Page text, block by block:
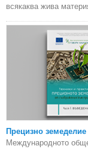
всякаква жива
Прецизно земеделие
Международното